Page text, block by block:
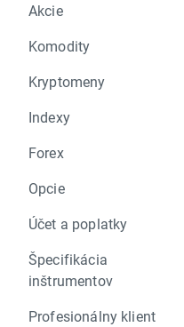
Akcie
Komodity
Kryptomeny
Indexy
Forex
Opcie
Účet a poplatky
Špecifikácia
inštrumentov
Profesionálny klient